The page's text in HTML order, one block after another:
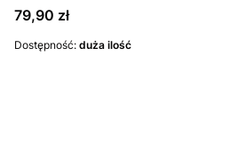
Cena
79,90 zł
Dostępność: duża ilość